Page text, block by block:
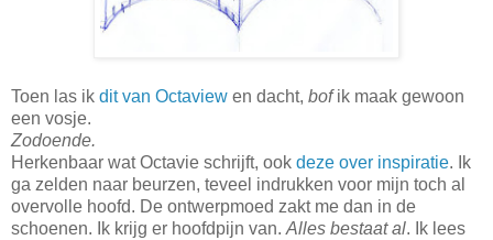
Toen las ik dit van Octaview en dacht, bofik maak gewoon
een vosje.
Zodoende.
Herkenbaar wat Octavie schrijft, ook deze over inspiratie. Ik
ga zelden naar beurzen, teveel indrukken voor mijn toch al
overvolle hoofd. De ontwerpmoed zakt me dan in de
schoenen. Ik krijg er hoofdpijn van. Alles bestaat al. Ik lees